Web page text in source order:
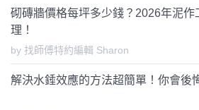
砌磚牆價格每坪多少錢？2026年泥作
理！
by 找師傅特約編輯 Sharon
解決水錘效應的方法超簡單！你會後